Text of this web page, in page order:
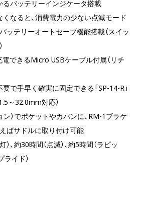
るバッテリーインジケータ搭載
くなると、消費電力の少ない点滅モード
ッテリーオートセーブ機能搭載（スイッ
電できるMicro USBケーブル付属（リチ
で手早く確実に固定できる「SP-14-R」
～32.0mm対応）
ン）でポケットやカバンに、RM-1ブラケ
えばサドルに取り付け可能
）、約30時間（点滅）、約5時間（ラピッ
ライド）